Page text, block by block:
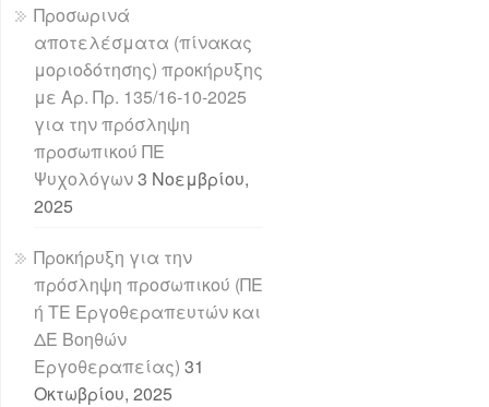
Προσωρινά
αποτελέσματα (πίνακας
μοριοδότησης) προκήρυξης
με Αρ. Πρ. 135/16-10-2025
για την πρόσληψη
προσωπικού ΠΕ
Ψυχολόγων3 Νοεμβρίου,
2025
Προκήρυξη για την
πρόσληψη προσωπικού (ΠΕ
ή ΤΕ Εργοθεραπευτών και
ΔΕ Βοηθών
Εργοθεραπείας) 31
Οκτωβρίου, 2025